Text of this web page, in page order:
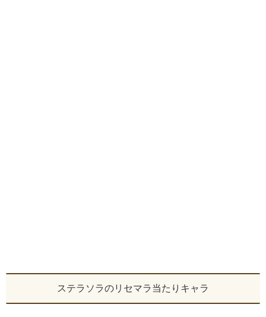
ステラソラのリセマラ当たりキャラ